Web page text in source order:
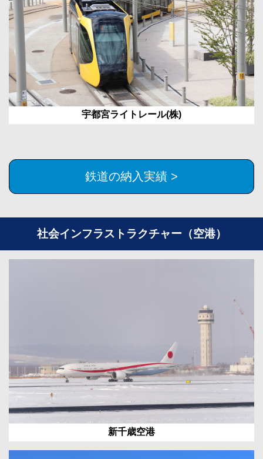
宇都宮ライトレール(株)
鉄道の納入実績 >
社会インフラストラクチャー（空港）
新千歳空港